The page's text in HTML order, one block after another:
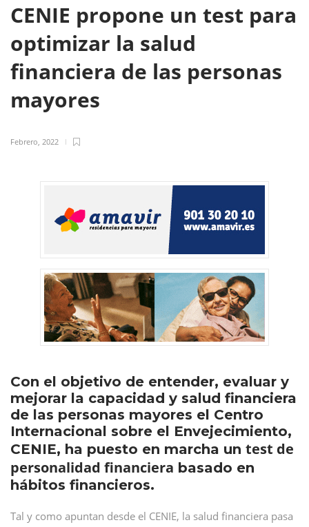
CENIE propone un test para
optimizar la salud
financiera de las personas
mayores
Febrero, 2022
Con el objetivo de entender, evaluar y
mejorar la capacidad y salud financiera
de las personas mayores el Centro
Internacional sobre el Envejecimiento,
CENIE, ha puesto en marcha un test de
personalidad financiera basado en
hábitos financieros.
Tal y como apuntan desde el CENIE, la salud financiera pasa